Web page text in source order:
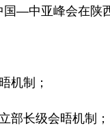
—中亚峰会在陕
机制；
部长级会晤机制；